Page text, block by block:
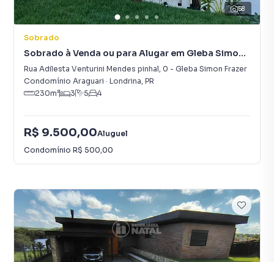
58
Sobrado
Sobrado à Venda ou para Alugar em Gleba Simon
Frazer
Rua Adilesta Venturini Mendes pinhal, 0 - Gleba Simon Frazer
Condomínio Araguari · Londrina, PR
230m² 3 5 4
R$ 9.500,00Aluguel
Condomínio R$ 500,00